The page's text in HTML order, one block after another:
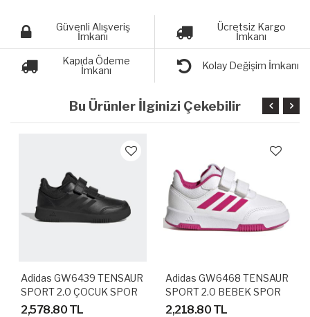
Güvenli Alışveriş
İmkanı
Ücretsiz Kargo
İmkanı
Kapıda Ödeme
İmkanı
Kolay Değişim İmkanı
Bu Ürünler İlginizi Çekebilir
Adidas GW6439 TENSAUR
SPORT 2.0 ÇOCUK SPOR
AYAKKABI
2,578.80 TL
Adidas GW6468 TENSAUR
SPORT 2.0 BEBEK SPOR
AYAKKABI
2,218.80 TL